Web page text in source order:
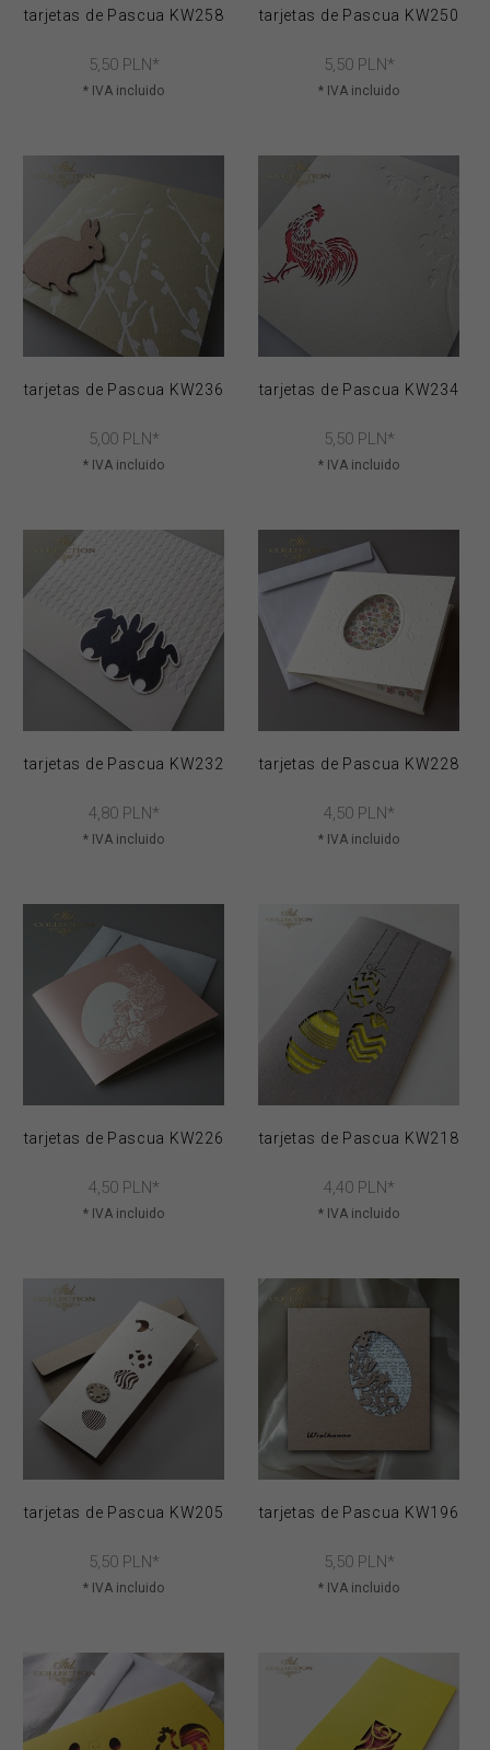
tarjetas de Pascua KW258
5, 50 PLN*
* IVA incluido
tarjetas de Pascua KW250
5, 50 PLN*
* IVA incluido
tarjetas de Pascua KW236
5, 00 PLN*
* IVA incluido
tarjetas de Pascua KW234
5, 50 PLN*
* IVA incluido
tarjetas de Pascua KW232
4, 80 PLN*
* IVA incluido
tarjetas de Pascua KW228
4, 50 PLN*
* IVA incluido
tarjetas de Pascua KW226
4, 50 PLN*
* IVA incluido
tarjetas de Pascua KW218
4, 40 PLN*
* IVA incluido
tarjetas de Pascua KW205
5, 50 PLN*
* IVA incluido
tarjetas de Pascua KW196
5, 50 PLN*
* IVA incluido